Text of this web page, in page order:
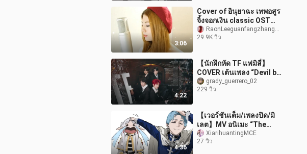
3:06
Cover of อินุยาฉะ เทพอสูร
จิ้งจอกเงิน classic OST
"Missing Through Time
and Space" ฟังแล้วน้ำตา
RaonLeeguanfangzhanghao
29.9K วิว
4:22
【นักฝึกหัด TF แฟมิลี่】
COVER เต้นเพลง “Devil by
the Window”
grady_guerrero_02
229 วิว
4:36
【เวอร์ชันเต็ม/เพลงปิด/มิ
เลต】MV อนิเมะ “The
Story of Us” เพลงปิดซีซัน
2 เรื่อง “Frieren: ผู้ส่ง
XiarihuantingMCE
27 วิว